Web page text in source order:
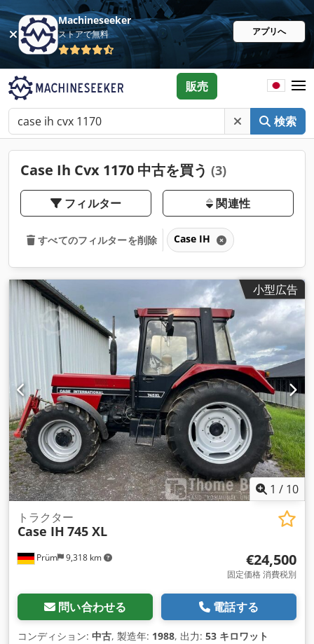
Machineseeker
ストアで無料 アプリへ
検索
販売
Case Ih Cvx 1170 中古を買う (3)
フィルター 関連性
すべてのフィルターを削除 Case IH
小型広告
1 / 10
Prüm 9,318 km
トラクター
Case IH 745 XL
€24,500
固定価格 消費税別
問い合わせる 電話する
コンディション: 中古, 製造年: 1988, 出力: 53 キロワット